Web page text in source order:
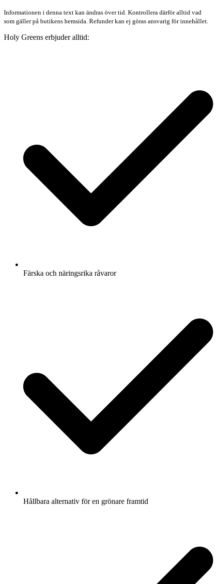
Informationen i denna text kan ändras över tid. Kontrollera därför alltid vad
som gäller på butikens hemsida. Refunder kan ej göras ansvarig för innehållet.
Holy Greens erbjuder alltid:
Färska och näringsrika råvaror
Hållbara alternativ för en grönare framtid